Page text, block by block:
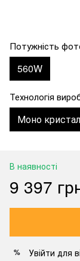
Потужність
560W
Технологія
Моно кристал
В наявності
9 397
% Увійти для